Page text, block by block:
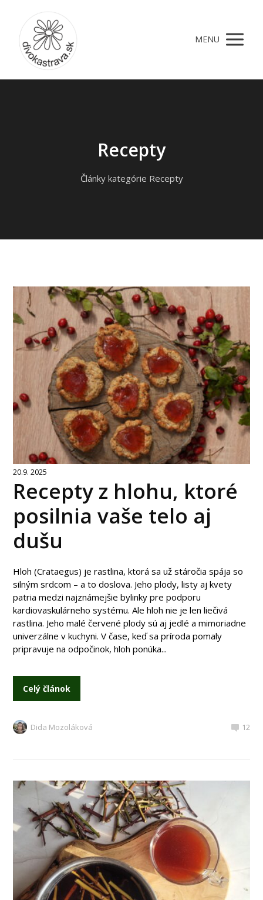
MENU
Recepty
Články kategórie Recepty
20.9. 2025
Recepty z hlohu, ktoré
posilnia vaše telo aj
dušu
Hloh (Crataegus) je rastlina, ktorá sa už stáročia spája so
silným srdcom – a to doslova. Jeho plody, listy aj kvety
patria medzi najznámejšie bylinky pre podporu
kardiovaskulárneho systému. Ale hloh nie je len liečivá
rastlina. Jeho malé červené plody sú aj jedlé a mimoriadne
univerzálne v kuchyni. V čase, keď sa príroda pomaly
pripravuje na odpočinok, hloh ponúka...
Celý článok
Dida Mozoláková 12